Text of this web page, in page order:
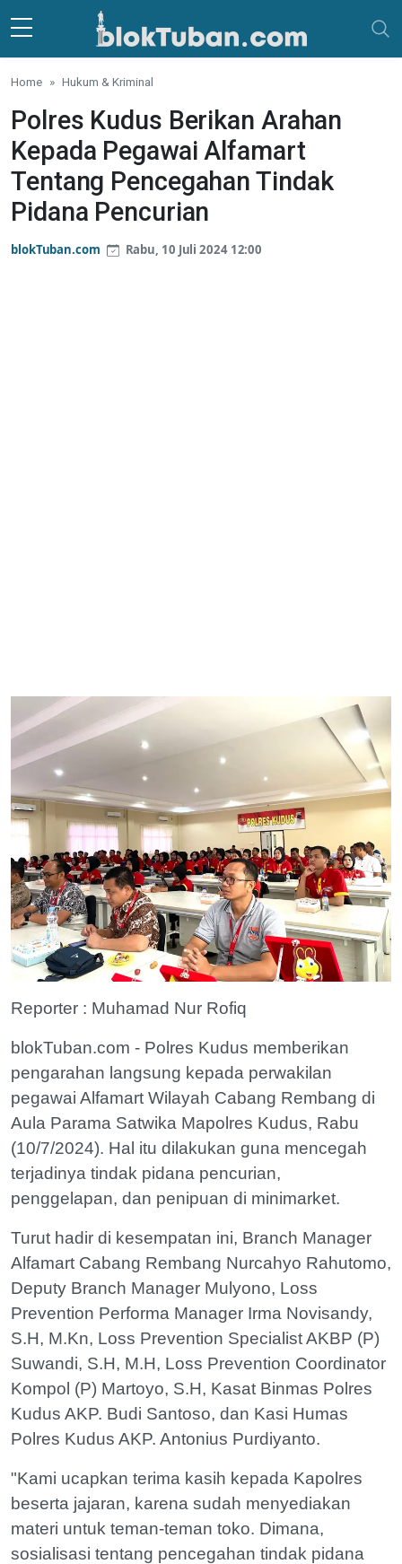
Skip to main content
Home Hukum & Kriminal
Polres Kudus Berikan Arahan
Kepada Pegawai Alfamart
Tentang Pencegahan Tindak
Pidana Pencurian
blokTuban.com Rabu, 10 Juli 2024 12:00
Reporter : Muhamad Nur Rofiq
blokTuban.com - Polres Kudus memberikan
pengarahan langsung kepada perwakilan
pegawai Alfamart Wilayah Cabang Rembang di
Aula Parama Satwika Mapolres Kudus, Rabu
(10/7/2024). Hal itu dilakukan guna mencegah
terjadinya tindak pidana pencurian,
penggelapan, dan penipuan di minimarket.
Turut hadir di kesempatan ini, Branch Manager
Alfamart Cabang Rembang Nurcahyo Rahutomo,
Deputy Branch Manager Mulyono, Loss
Prevention Performa Manager Irma Novisandy,
S.H, M.Kn, Loss Prevention Specialist AKBP (P)
Suwandi, S.H, M.H, Loss Prevention Coordinator
Kompol (P) Martoyo, S.H, Kasat Binmas Polres
Kudus AKP. Budi Santoso, dan Kasi Humas
Polres Kudus AKP. Antonius Purdiyanto.
"Kami ucapkan terima kasih kepada Kapolres
beserta jajaran, karena sudah menyediakan
materi untuk teman-teman toko. Dimana,
sosialisasi tentang pencegahan tindak pidana